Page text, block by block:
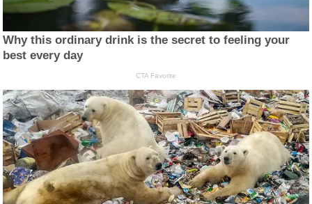
Why this ordinary drink is the secret to feeling your
best every day
CTA Favorite